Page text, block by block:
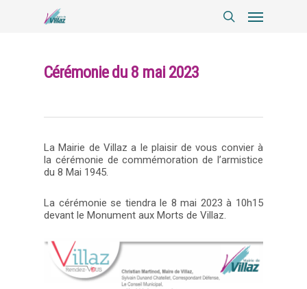
Cérémonie du 8 mai 2023
La Mairie de Villaz a le plaisir de vous convier à
la cérémonie de commémoration de l’armistice
du 8 Mai 1945.
La cérémonie se tiendra le 8 mai 2023 à 10h15
devant le Monument aux Morts de Villaz.